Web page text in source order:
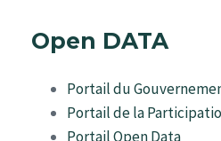
Open DATA
Portail du
Portail de la
Portail Open Data